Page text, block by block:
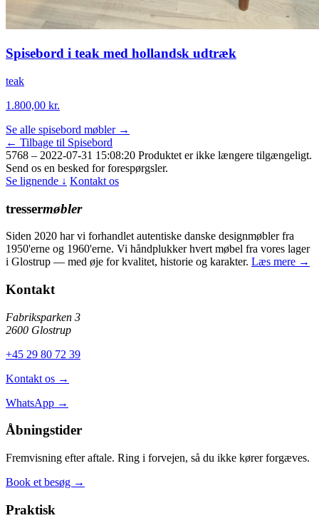
Spisebord i teak med hollandsk udtræk
teak
1.800,00 kr.
Se alle spisebord møbler →
← Tilbage til Spisebord
5768 – 2022-07-31 15:08:20 Produktet er ikke længere tilgængeligt.
Send os en besked for forespørgsler.
Se lignende ↓ Kontakt os
tressermøbler
Siden 2020 har vi forhandlet autentiske danske designmøbler fra
1950'erne og 1960'erne. Vi håndplukker hvert møbel fra vores lager
i Glostrup — med øje for kvalitet, historie og karakter. Læs mere →
Kontakt
Fabriksparken 3
2600 Glostrup
+45 29 80 72 39
Kontakt os →
WhatsApp →
Åbningstider
Fremvisning efter aftale. Ring i forvejen, så du ikke kører forgæves.
Book et besøg →
Praktisk